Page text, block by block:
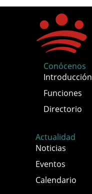
Conócenos
Introducción
Funciones
Directorio
Actualidad
Noticias
Eventos
Calendario